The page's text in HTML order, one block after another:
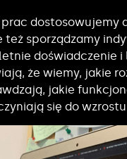
dostosowujemy
też sporządzamy
doświadczenie i
że wiemy, jakie
jakie
się do wzrostu